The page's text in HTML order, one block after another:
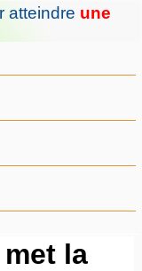
atteindre une
la